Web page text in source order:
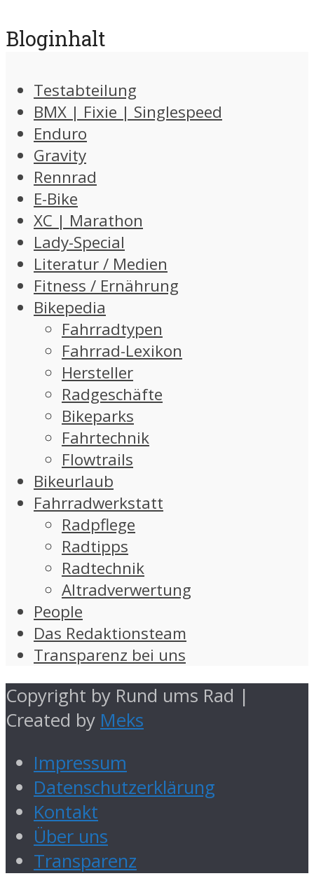
Bloginhalt
Testabteilung
BMX | Fixie | Singlespeed
Enduro
Gravity
Rennrad
E-Bike
XC | Marathon
Lady-Special
Literatur / Medien
Fitness / Ernährung
Bikepedia
Fahrradtypen
Fahrrad-Lexikon
Hersteller
Radgeschäfte
Bikeparks
Fahrtechnik
Flowtrails
Bikeurlaub
Fahrradwerkstatt
Radpflege
Radtipps
Radtechnik
Altradverwertung
People
Das Redaktionsteam
Transparenz bei uns
Copyright by Rund ums Rad |
Created by Meks
Impressum
Datenschutzerklärung
Kontakt
Über uns
Transparenz